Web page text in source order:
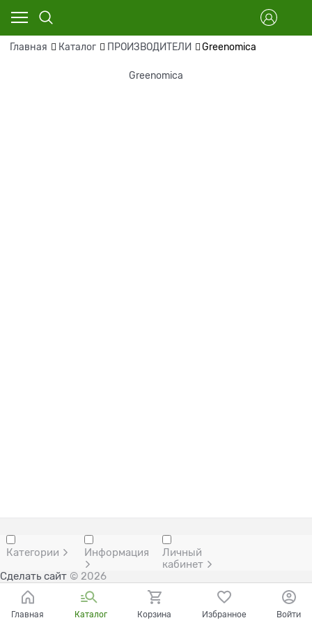
Главная Каталог ПРОИЗВОДИТЕЛИ Greenomica
Greenomica
Категории Информация
Личный
кабинет
Сделать сайт © 2026
Главная Каталог Корзина Избранное Войти